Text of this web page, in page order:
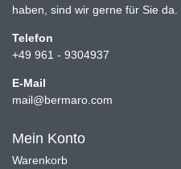
haben, sind wir gerne für Sie da.
Telefon
+49 961 - 9304937
E-Mail
mail@bermaro.com
Mein Konto
Warenkorb